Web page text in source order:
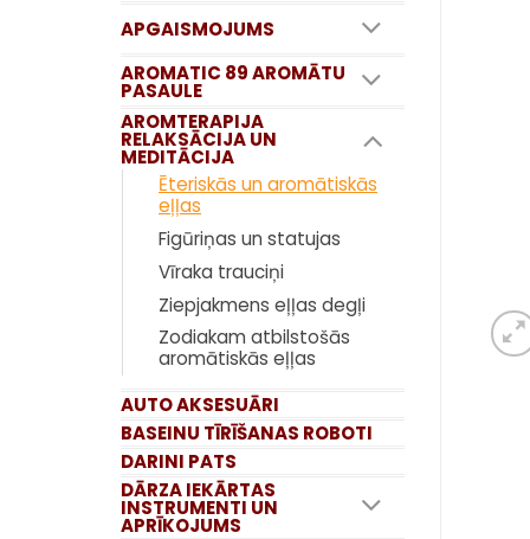
APGAISMOJUMS
AROMATIC 89 AROMĀTU
PASAULE
AROMTERAPIJA
RELAKSĀCIJA UN
MEDITĀCIJA
Ēteriskās un aromātiskās
eļļas
Figūriņas un statujas
Vīraka trauciņi
Ziepjakmens eļļas degļi
Zodiakam atbilstošās
aromātiskās eļļas
AUTO AKSESUĀRI
BASEINU TĪRĪŠANAS ROBOTI
DARINI PATS
DĀRZA IEKĀRTAS
INSTRUMENTI UN
APRĪKOJUMS